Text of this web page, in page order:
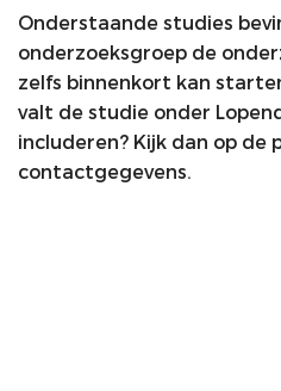
Onderstaande studies
onderzoeksgroep de
zelfs binnenkort kan
valt de studie onder
includeren? Kijk dan op
contactgegevens.